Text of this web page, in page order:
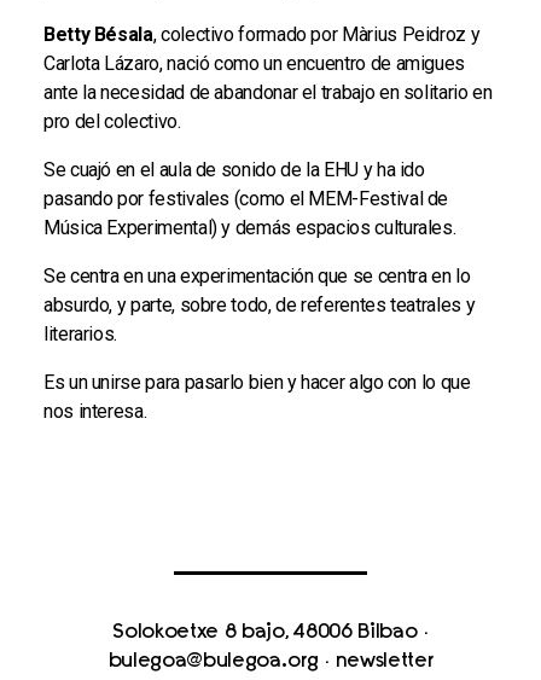
Betty Bésala, colectivo formado por Màrius Peidroz y
Carlota Lázaro, nació como un encuentro de amigues
ante la necesidad de abandonar el trabajo en solitario en
pro del colectivo.
Se cuajó en el aula de sonido de la EHU y ha ido
pasando por festivales (como el MEM-Festival de
Música Experimental) y demás espacios culturales.
Se centra en una experimentación que se centra en lo
absurdo, y parte, sobre todo, de referentes teatrales y
literarios.
Es un unirse para pasarlo bien y hacer algo con lo que
nos interesa.
Solokoetxe 8 bajo, 48006 Bilbao·
bulegoa@bulegoa.org · newsletter